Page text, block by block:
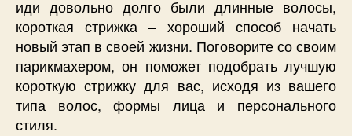
иди довольно долго были длинные волосы,
короткая стрижка – хороший способ начать
новый этап в своей жизни. Поговорите со своим
парикмахером, он поможет подобрать лучшую
короткую стрижку для вас, исходя из вашего
типа волос, формы лица и персонального
стиля.